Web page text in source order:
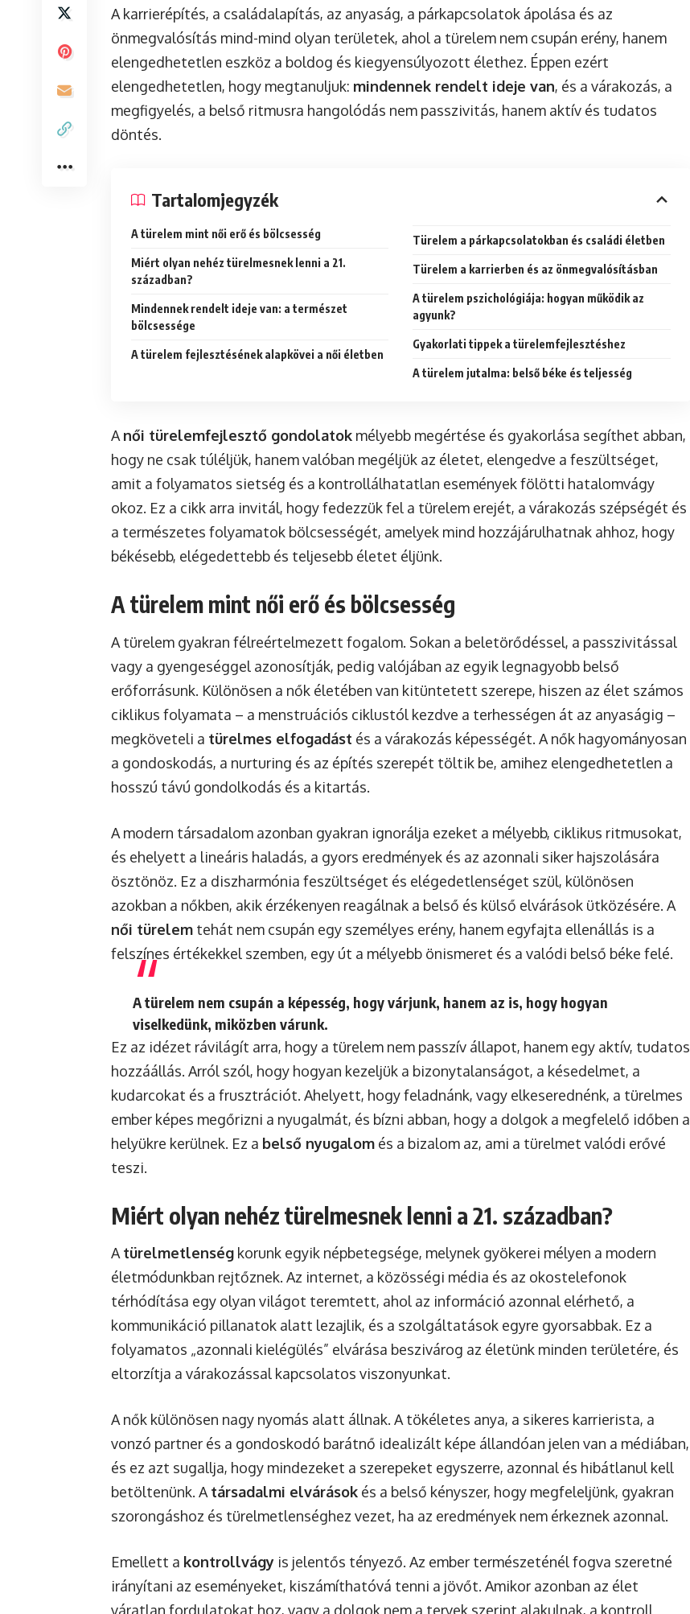
A karrierépítés, a családalapítás, az anyaság, a párkapcsolatok ápolása és az
önmegvalósítás mind-mind olyan területek, ahol a türelem nem csupán erény, hanem
elengedhetetlen eszköz a boldog és kiegyensúlyozott élethez. Éppen ezért
elengedhetetlen, hogy megtanuljuk: mindennek rendelt ideje van, és a várakozás, a
megfigyelés, a belső ritmusra hangolódás nem passzivitás, hanem aktív és tudatos
döntés.
Tartalomjegyzék
A türelem mint női erő és bölcsesség
Miért olyan nehéz türelmesnek lenni a 21.
században?
Mindennek rendelt ideje van: a természet
bölcsessége
A türelem fejlesztésének alapkövei a női életben
Türelem a párkapcsolatokban és családi életben
Türelem a karrierben és az önmegvalósításban
A türelem pszichológiája: hogyan működik az
agyunk?
Gyakorlati tippek a türelemfejlesztéshez
A türelem jutalma: belső béke és teljesség
A női türelemfejlesztő gondolatok mélyebb megértése és gyakorlása segíthet abban,
hogy ne csak túléljük, hanem valóban megéljük az életet, elengedve a feszültséget,
amit a folyamatos sietség és a kontrollálhatatlan események fölötti hatalomvágy
okoz. Ez a cikk arra invitál, hogy fedezzük fel a türelem erejét, a várakozás szépségét és
a természetes folyamatok bölcsességét, amelyek mind hozzájárulhatnak ahhoz, hogy
békésebb, elégedettebb és teljesebb életet éljünk.
A türelem mint női erő és bölcsesség
A türelem gyakran félreértelmezett fogalom. Sokan a beletörődéssel, a passzivitással
vagy a gyengeséggel azonosítják, pedig valójában az egyik legnagyobb belső
erőforrásunk. Különösen a nők életében van kitüntetett szerepe, hiszen az élet számos
ciklikus folyamata – a menstruációs ciklustól kezdve a terhességen át az anyaságig –
megköveteli a türelmes elfogadást és a várakozás képességét. A nők hagyományosan
a gondoskodás, a nurturing és az építés szerepét töltik be, amihez elengedhetetlen a
hosszú távú gondolkodás és a kitartás.
A modern társadalom azonban gyakran ignorálja ezeket a mélyebb, ciklikus ritmusokat,
és ehelyett a lineáris haladás, a gyors eredmények és az azonnali siker hajszolására
ösztönöz. Ez a diszharmónia feszültséget és elégedetlenséget szül, különösen
azokban a nőkben, akik érzékenyen reagálnak a belső és külső elvárások ütközésére. A
női türelem tehát nem csupán egy személyes erény, hanem egyfajta ellenállás is a
felszínes értékekkel szemben, egy út a mélyebb önismeret és a valódi belső béke felé.
A türelem nem csupán a képesség, hogy várjunk, hanem az is, hogy hogyan
viselkedünk, miközben várunk.
Ez az idézet rávilágít arra, hogy a türelem nem passzív állapot, hanem egy aktív, tudatos
hozzáállás. Arról szól, hogy hogyan kezeljük a bizonytalanságot, a késedelmet, a
kudarcokat és a frusztrációt. Ahelyett, hogy feladnánk, vagy elkeserednénk, a türelmes
ember képes megőrizni a nyugalmát, és bízni abban, hogy a dolgok a megfelelő időben a
helyükre kerülnek. Ez a belső nyugalom és a bizalom az, ami a türelmet valódi erővé
teszi.
Miért olyan nehéz türelmesnek lenni a 21. században?
A türelmetlenség korunk egyik népbetegsége, melynek gyökerei mélyen a modern
életmódunkban rejtőznek. Az internet, a közösségi média és az okostelefonok
térhódítása egy olyan világot teremtett, ahol az információ azonnal elérhető, a
kommunikáció pillanatok alatt lezajlik, és a szolgáltatások egyre gyorsabbak. Ez a
folyamatos „azonnali kielégülés” elvárása beszivárog az életünk minden területére, és
eltorzítja a várakozással kapcsolatos viszonyunkat.
A nők különösen nagy nyomás alatt állnak. A tökéletes anya, a sikeres karrierista, a
vonzó partner és a gondoskodó barátnő idealizált képe állandóan jelen van a médiában,
és ez azt sugallja, hogy mindezeket a szerepeket egyszerre, azonnal és hibátlanul kell
betöltenünk. A társadalmi elvárások és a belső kényszer, hogy megfeleljünk, gyakran
szorongáshoz és türelmetlenséghez vezet, ha az eredmények nem érkeznek azonnal.
Emellett a kontrollvágy is jelentős tényező. Az ember természeténél fogva szeretné
irányítani az eseményeket, kiszámíthatóvá tenni a jövőt. Amikor azonban az élet
váratlan fordulatokat hoz, vagy a dolgok nem a tervek szerint alakulnak, a kontroll